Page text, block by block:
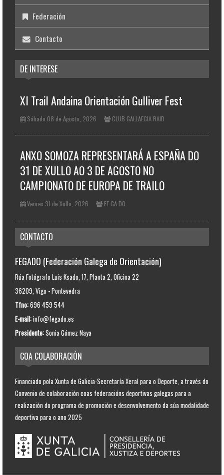
Federación
Contacto
DE INTERESE
XI Trail Andaina Orientación Gulliver Fest
Sábado 08 de Agosto, 2026 CLUB GALLAECIA RAID
ANXO SOMOZA REPRESENTARÁ A ESPAÑA DO
31 DE XULLO AO 3 DE AGOSTO NO
CAMPIONATO DE EUROPA DE TRAILO
Venres 31 de Xullo, 2026 FE.GA.DO
CONTACTO
FEGADO (Federación Galega de Orientación)
Rúa Fotógrafo Luis Ksado, 17, Planta 2, Oficina 22
36209, Vigo - Pontevedra
Tfno:696 459 544
E-mail:info@fegado.es
Presidente:Sonia Gómez Naya
COA COLABORACIÓN
Financiado pola Xunta de Galicia-Secretaría Xeral para o Deporte, a través do
Convenio de colaboración coas federacións deportivas galegas para a
realización do programa de promoción e desenvolvemento da súa modalidade
deportiva para o ano 2025